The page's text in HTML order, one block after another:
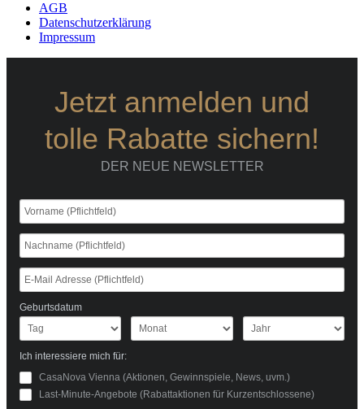
AGB
Datenschutzerklärung
Impressum
Jetzt anmelden und
tolle Rabatte sichern!
DER NEUE NEWSLETTER
Geburtsdatum
Ich interessiere mich für:
CasaNova Vienna (Aktionen, Gewinnspiele, News, uvm.)
Last-Minute-Angebote (Rabattaktionen für Kurzentschlossene)